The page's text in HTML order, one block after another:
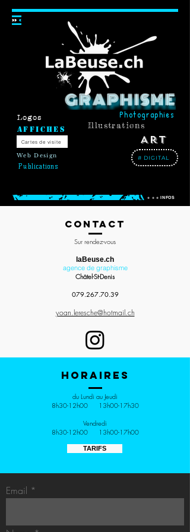
GRAPHISME
Logos
Affiches
Cartes de visite
Illustrations
Photographies
Art
Web Design
Publications
# DIGITAL
+ + + INFOS
Contact
Sur rendez-vous
laBeuse.ch
agence de graphisme
Châtel-St-Denis
079.267.70.39
yoan.leresche@hotmail.ch
Horaires
du Lundi au Jeudi
8h30-12h00 13h00-17h30
Vendredi
8h30-12h00 13h00-17h00
TARIFS
Email